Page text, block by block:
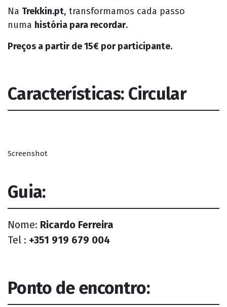
Na Trekkin.pt, transformamos cada passo
numa história para recordar.
Preços a partir de 15€ por participante.
Características: Circular
Screenshot
Guia:
Nome: Ricardo Ferreira
Tel : +351 919 679 004
Ponto de encontro: